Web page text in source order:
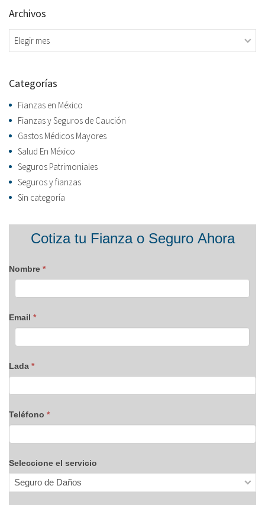
Archivos
Archivos
Categorías
Fianzas en México
Fianzas y Seguros de Caución
Gastos Médicos Mayores
Salud En México
Seguros Patrimoniales
Seguros y fianzas
Sin categoría
Formulario
Cotiza tu Fianza o Seguro Ahora
Nombre *
Email *
Lada *
Teléfono *
Seleccione el servicio